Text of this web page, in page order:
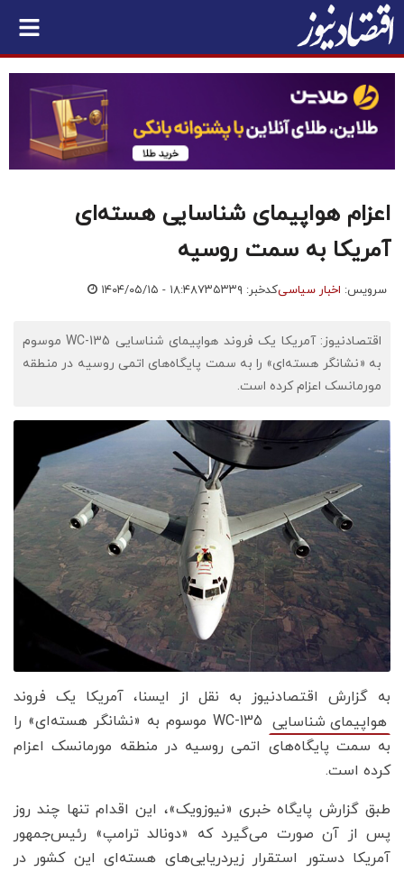
اعزام هواپیمای شناسایی هسته‌ای
آمریکا به سمت روسیه
سرویس: اخبار سیاسیکدخبر: ۷۳۵۳۳۹ ۱۴۰۴/۰۵/۱۵ - ۱۸:۴۸
اقتصادنیوز: آمریکا یک فروند هواپیمای شناسایی WC-135 موسوم
به «نشانگر هسته‌ای» را به سمت پایگاه‌های اتمی روسیه در منطقه
مورمانسک اعزام کرده است.
به گزارش اقتصادنیوز به نقل از ایسنا، آمریکا یک فروند
هواپیمای شناسایی
WC-135 موسوم به «نشانگر هسته‌ای» را
به سمت پایگاه‌های اتمی روسیه در منطقه مورمانسک اعزام
کرده است.
طبق گزارش پایگاه خبری «نیوزویک»، این اقدام تنها چند روز
پس از آن صورت می‌گیرد که «دونالد ترامپ» رئیس‌جمهور
آمریکا دستور استقرار زیردریایی‌های هسته‌ای این کشور در